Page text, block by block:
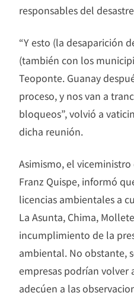
responsables del
“Y esto (la desaparición
(también con los
Teoponte. Guanay
proceso, y nos van a
bloqueos”, volvió a
dicha reunión.
Asimismo, el
Franz Quispe, informó
licencias ambientales a
La Asunta, Chima,
incumplimiento de la
ambiental. No obstante,
empresas podrían volver
adecúen a las